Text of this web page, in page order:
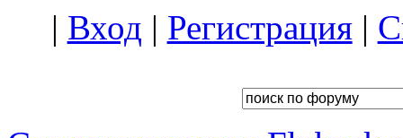
| Вход | Регистрация|